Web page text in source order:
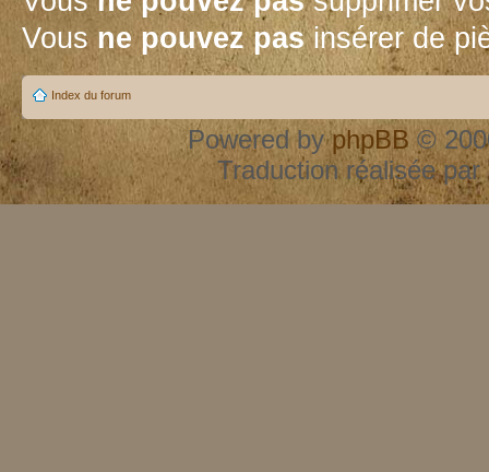
Vousne pouvez pasinsérer de
Index du forum
Powered byphpBB ©
Traduction réalisée par